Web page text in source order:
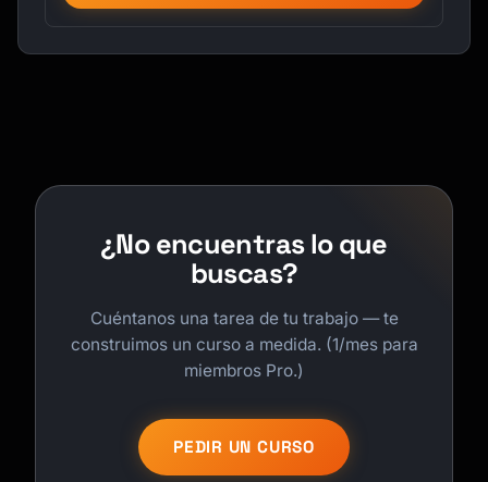
¿No encuentras lo que
buscas?
Cuéntanos una tarea de tu trabajo — te
construimos un curso a medida. (1/mes para
miembros Pro.)
PEDIR UN CURSO